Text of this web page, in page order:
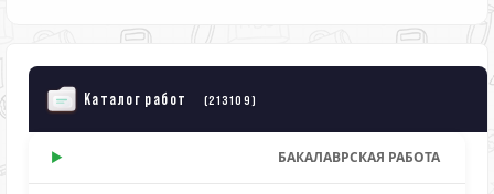
Каталог работ (213109)
БАКАЛАВРСКАЯ РАБОТА